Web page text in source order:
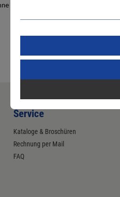
Stütznocken; Höhe: 9 mm
Service
Kataloge & Broschüren
Rechnung per Mail
FAQ